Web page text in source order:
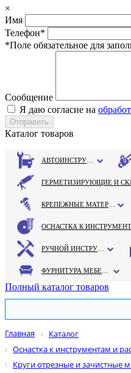
×
Имя
Телефон*
*Поле обязательное для
Сообщение
Я даю согласие на
Каталог товаров
Полный каталог товаров
Главная
Каталог
Оснастка к инструментам и
Круги отрезные и зачистные